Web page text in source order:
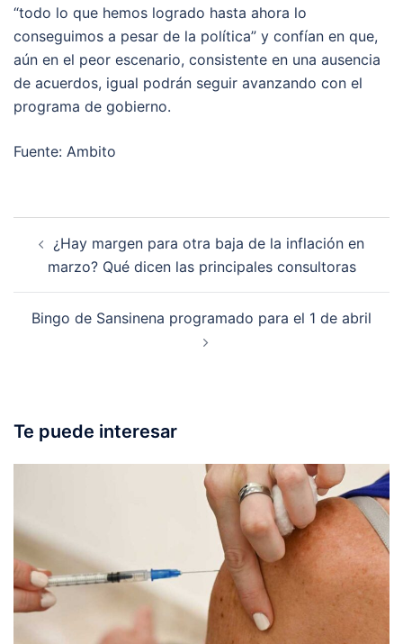
“todo lo que hemos logrado hasta ahora lo
conseguimos a pesar de la política” y confían en que,
aún en el peor escenario, consistente en una ausencia
de acuerdos, igual podrán seguir avanzando con el
programa de gobierno.
Fuente: Ambito
navigation
¿Hay margen para otra baja de la inflación en
marzo? Qué dicen las principales consultoras
Bingo de Sansinena programado para el 1 de abril
Te puede interesar